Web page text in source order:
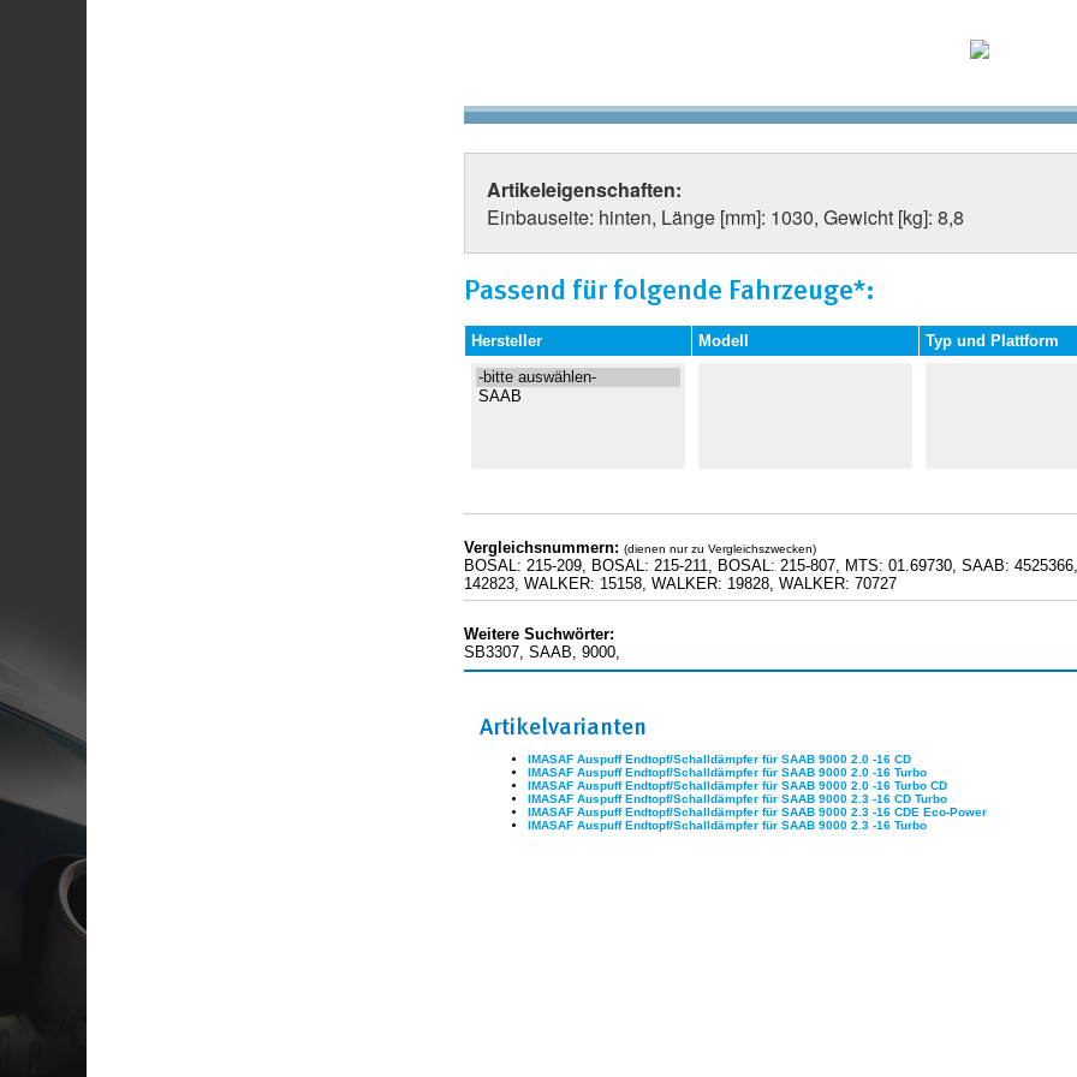
Artikeleigenschaften:
Einbauseite: hinten, Länge [mm]: 1030, Gewicht [kg]: 8,8
Passend für folgende Fahrzeuge*:
Hersteller Modell Typ und Plattform
Vergleichsnummern: (dienen nur zu Vergleichszwecken)
BOSAL: 215-209, BOSAL: 215-211, BOSAL: 215-807, MTS: 01.69730, SAAB:
142823, WALKER: 15158, WALKER: 19828, WALKER: 70727
Weitere Suchwörter:
SB3307, SAAB, 9000,
Artikelvarianten
IMASAF Auspuff Endtopf/Schalldämpfer für SAAB 9000 2.0 -16 CD
IMASAF Auspuff Endtopf/Schalldämpfer für SAAB 9000 2.0 -16 Turbo
IMASAF Auspuff Endtopf/Schalldämpfer für SAAB 9000 2.0 -16 Turbo CD
IMASAF Auspuff Endtopf/Schalldämpfer für SAAB 9000 2.3 -16 CD Turbo
IMASAF Auspuff Endtopf/Schalldämpfer für SAAB 9000 2.3 -16 CDE Eco-Power
IMASAF Auspuff Endtopf/Schalldämpfer für SAAB 9000 2.3 -16 Turbo